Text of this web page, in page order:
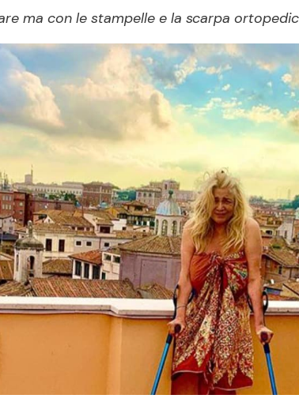
Mondo Mamma
Salute
Viaggi e Turismo
Festività
Le
ma con le stampelle e la scarpa